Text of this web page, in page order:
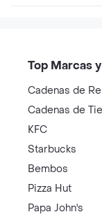
Top Marcas
Cadenas de
Cadenas de
KFC
Starbucks
Bembos
Pizza Hut
Papa John's